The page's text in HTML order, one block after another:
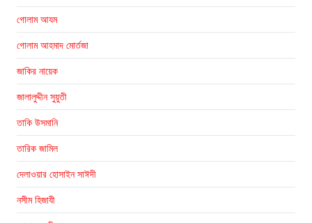
গোলাম আযম
গোলাম আহমাদ মোর্তজা
জাকির নায়েক
জালালুদ্দীন সুয়ুতী
তাকি উসমানি
তারিক জামিল
দেলাওয়ার হোসাইন সাঈদী
নসীম হিজাযী